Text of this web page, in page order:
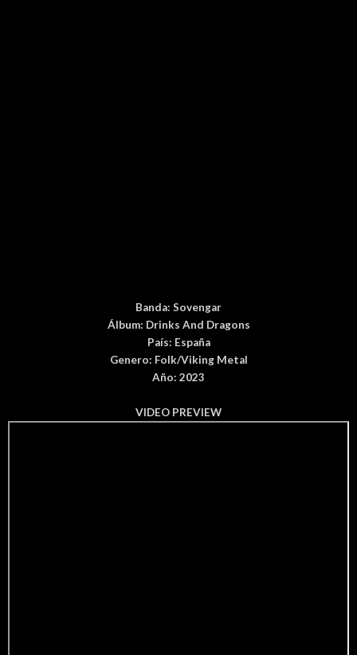
Banda: Sovengar
Álbum: Drinks And Dragons
País: España
Genero: Folk/Viking Metal
Año: 2023
VIDEO PREVIEW